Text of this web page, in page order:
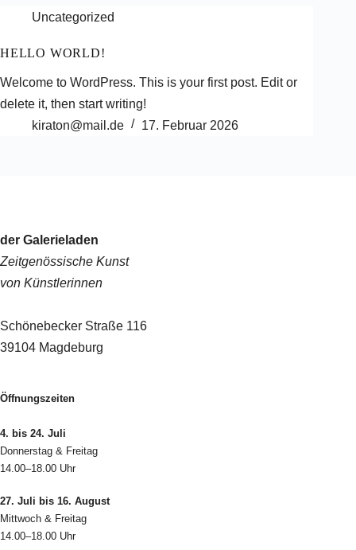
Uncategorized
HELLO WORLD!
Welcome to WordPress. This is your first post. Edit or
delete it, then start writing!
kiraton@mail.de
17. Februar 2026
der Galerieladen
Zeitgenössische Kunst
von Künstlerinnen
Schönebecker Straße 116
39104 Magdeburg
Öffnungszeiten
4. bis 24. Juli
Donnerstag & Freitag
14.00–18.00 Uhr
27. Juli bis 16. August
Mittwoch & Freitag
14.00–18.00 Uhr